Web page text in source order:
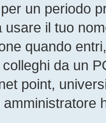
un periodo
usare il tuo
quando
da un
point,